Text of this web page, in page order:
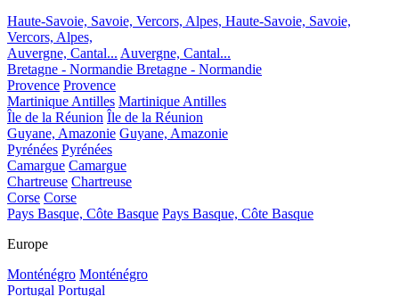
Haute-Savoie, Savoie, Vercors, Alpes, Haute-Savoie, Savoie,
Vercors, Alpes,
Auvergne, Cantal... Auvergne, Cantal...
Bretagne - Normandie Bretagne - Normandie
Provence Provence
Martinique Antilles Martinique Antilles
Île de la Réunion Île de la Réunion
Guyane, Amazonie Guyane, Amazonie
Pyrénées Pyrénées
Camargue Camargue
Chartreuse Chartreuse
Corse Corse
Pays Basque, Côte Basque Pays Basque, Côte Basque
Europe
Monténégro Monténégro
Portugal Portugal